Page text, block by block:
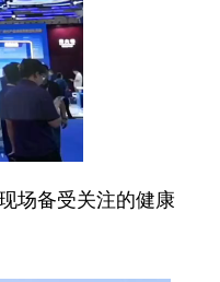
场备受关注的健康